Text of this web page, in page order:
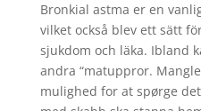
Bronkial astma er en
vilket också blev ett sätt
sjukdom och läka. Ibland
andra “matuppror.
mulighed for at spørge